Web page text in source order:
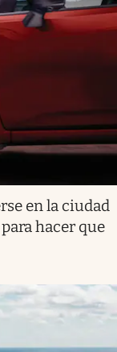
en la ciudad
hacer que